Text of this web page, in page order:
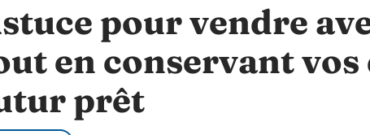
pour vendre
en conservant
prêt